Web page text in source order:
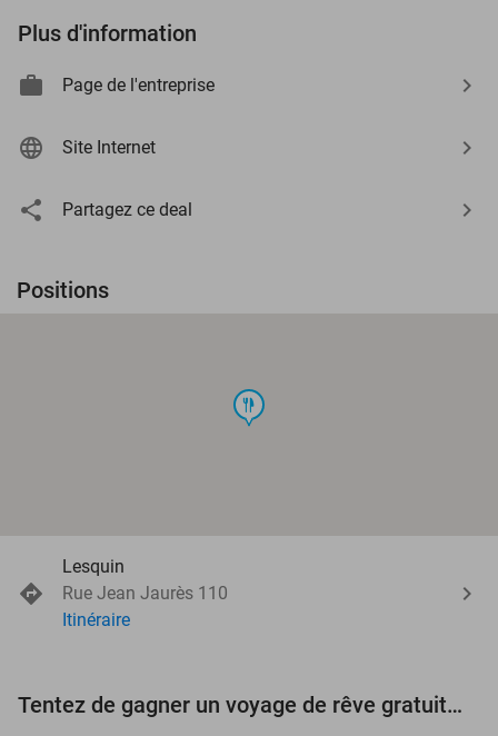
Plus d'information
Page de l'entreprise
Site Internet
Partagez ce deal
Positions
food
Lesquin
Rue Jean Jaurès 110
Itinéraire
Tentez de gagner un voyage de rêve gratuit d'une valeur de 3.000 € !